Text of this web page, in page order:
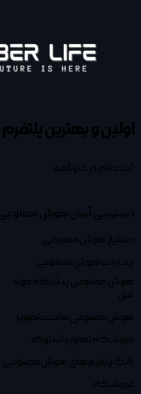
اولین و بهترین پلتفرم
ثبت نام در خبرنامه
دسترسی آسان هوش
دستیار هوش مصنوعی
چت بات هوش مصنوعی
هوش مصنوعی پیشرفته مولد
متن
هوش مصنوعی ساخت تصویر
فروشگاه تصاویر استوک
بانک پتفرم های هوش مصنوعی
فروشگاه